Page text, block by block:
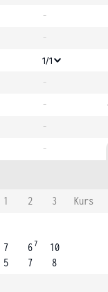
-
-
1/1
-
-
-
-
1 2 3
Kurs
7
5
67
7
10
8